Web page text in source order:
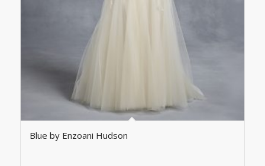
Blue by Enzoani Hudson